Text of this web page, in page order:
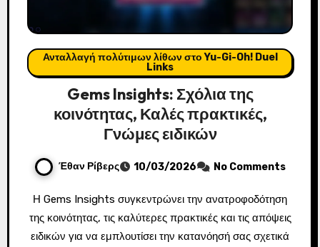
Ανταλλαγή πολύτιμων λίθων στο Yu-Gi-Oh! Duel
Links
Gems Insights: Σχόλια της
κοινότητας, Καλές πρακτικές,
Γνώμες ειδικών
Έθαν Ρίβερς 10/03/2026 No Comments
Η Gems Insights συγκεντρώνει την ανατροφοδότηση
της κοινότητας, τις καλύτερες πρακτικές και τις απόψεις
ειδικών για να εμπλουτίσει την κατανόησή σας σχετικά